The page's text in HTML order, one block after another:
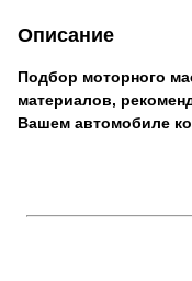
Описание
Подбор моторного
материалов,
Вашем автомобиле